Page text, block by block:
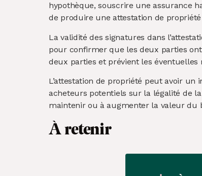
hypothèque, souscrire une assurance
de produire une attestation de
La validité des signatures dans
pour confirmer que les deux parties
deux parties et prévient les
L’attestation de propriété peut avoir
acheteurs potentiels sur la légalité de
maintenir ou à augmenter la valeur du
À retenir